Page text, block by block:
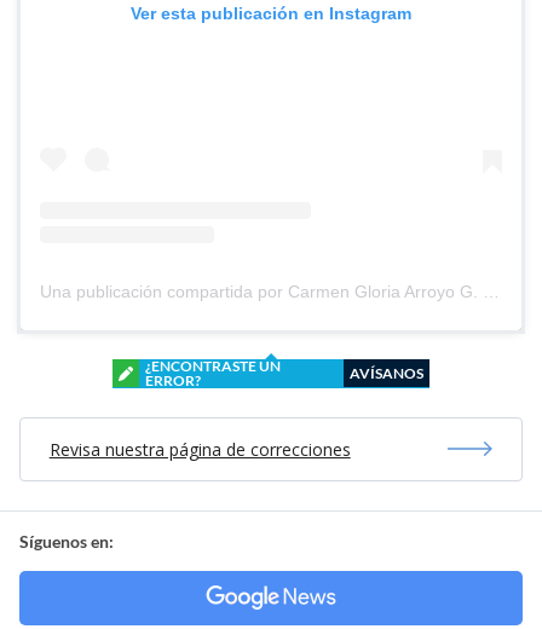
Ver esta publicación en Instagram
¿ENCONTRASTE UN
ERROR?
AVÍSANOS
Revisa nuestra página de correcciones
Síguenos en: